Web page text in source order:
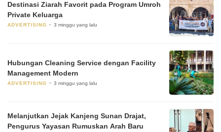
Destinasi Ziarah Favorit pada Program Umroh
Private Keluarga
ADVERTISING 3 minggu yang lalu
Hubungan Cleaning Service dengan Facility
Management Modern
ADVERTISING 3 minggu yang lalu
Melanjutkan Jejak Kanjeng Sunan Drajat,
Pengurus Yayasan Rumuskan Arah Baru